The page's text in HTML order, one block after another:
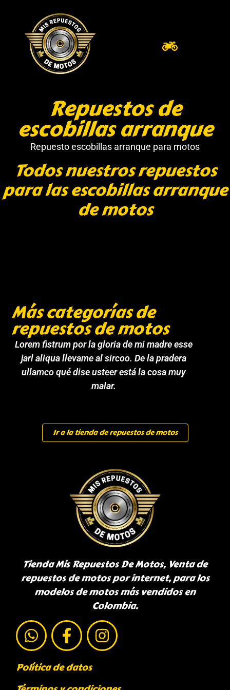
Repuestos de
escobillas arranque
Repuesto escobillas arranque para motos
Todos nuestros repuestos
para las escobillas arranque
de motos
Más categorías de
repuestos de motos
Lorem fistrum por la gloria de mi madre esse
jarl aliqua llevame al sircoo. De la pradera
ullamco qué dise usteer está la cosa muy
malar.
Ir a la tienda de repuestos de motos
Tienda Mis Repuestos De Motos, Venta de
repuestos de motos por internet, para los
modelos de motos más vendidos en
Colombia.
Política de datos